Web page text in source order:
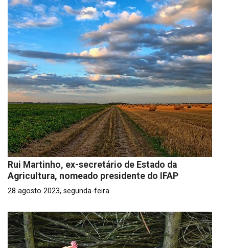
Rui Martinho, ex-secretário de Estado da
Agricultura, nomeado presidente do IFAP
28 agosto 2023, segunda-feira